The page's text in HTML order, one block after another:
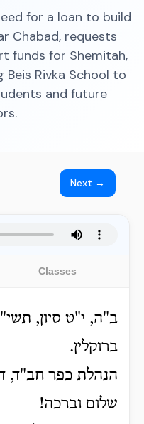
for a loan to build
Chabad, requests
funds for Shemitah,
Beis Rivka School to
and future
Next →
Classes
ב"ה, י"ט סיון,
ברוקלין.
הנהלת כפר חב"ד,
שלום וברכה!